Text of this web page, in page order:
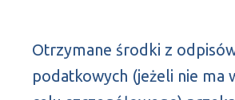
Otrzymane środki z
podatkowych (jeżeli nie ma